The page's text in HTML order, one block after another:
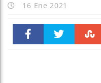
16 Ene 2021